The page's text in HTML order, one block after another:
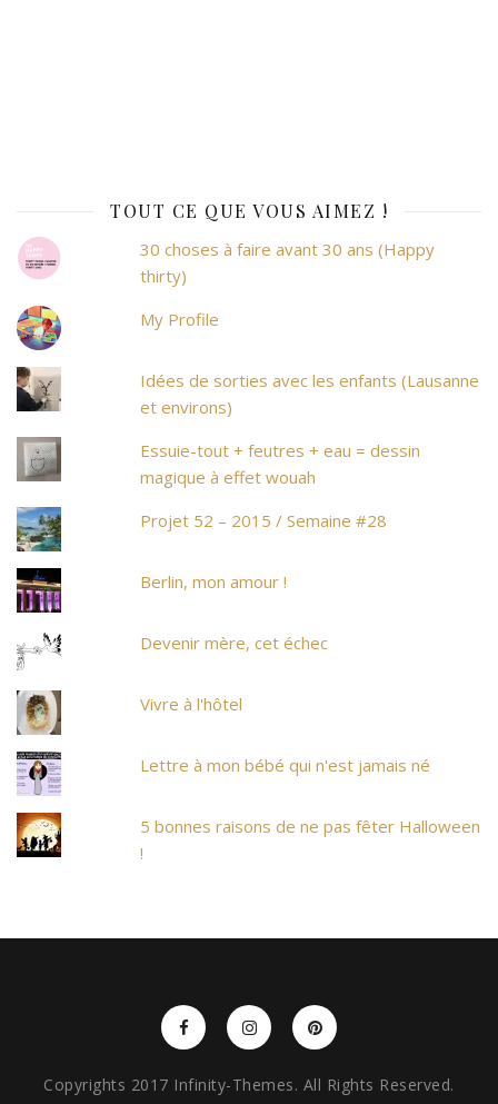
TOUT CE QUE VOUS AIMEZ !
30 choses à faire avant 30 ans (Happy
thirty)
My Profile
Idées de sorties avec les enfants (Lausanne
et environs)
Essuie-tout + feutres + eau = dessin
magique à effet wouah
Projet 52 – 2015 / Semaine #28
Berlin, mon amour !
Devenir mère, cet échec
Vivre à l'hôtel
Lettre à mon bébé qui n'est jamais né
5 bonnes raisons de ne pas fêter Halloween
!
Copyrights 2017 Infinity-Themes. All Rights Reserved.